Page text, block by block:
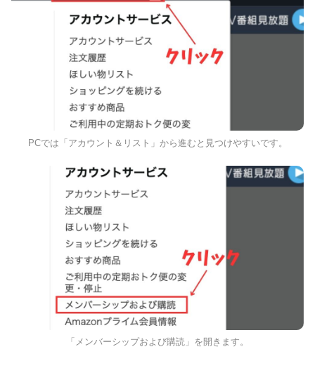
PCでは「アカウント＆リスト」から進むと見つけやすいです。
「メンバーシップおよび購読」を開きます。